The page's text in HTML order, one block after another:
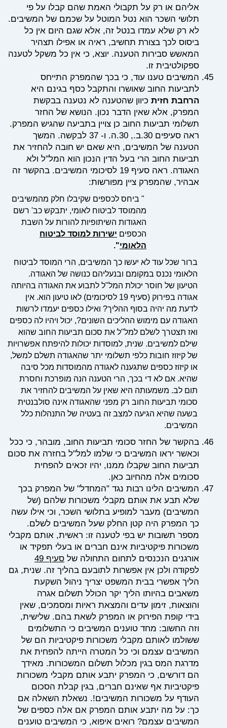
אליהם או רק על תקבולי האמת שהם קבלו על פי
תלושי השכר הוא נטל המוטל על שכמם של המשיבים.
לא רק שלא עמדו בנטל זה, אלא שגם היום אין כל
ביסוס לכך בצורת תחשיב, ראיה או אפילו תצהיר
המאשש סבירות הטענה. יוצא, כי אין כל משקל לטענה
ספקולטיבית זו.
המשיבים טענו עוד, כי בכך שהמפרק התייחס
לתביעות החוב שאושרו והתקבל כסף בגינם היא
הרחבת חזית כיוון שהטענה לא נטענה בבקשת
המפרק, אלא שאין הדבר נכון. הנושא של החזר
תשלומי תביעות החוב כן צויין בתביעה שהגיש המפרק.
ראה סעיפים 30.ב., 30.ה. ו- 37 לבקשה. המשך
הטענה של המשיבים, היא שאם יש חובה להחזיר את
תביעות החוב הרי בעל הדין הנכון הוא המל"ל ולא
האגודה. ראה סעיף 19 לסיכומי המשיבים. בהקשר זה
אבהיר, שהמפרק ציין מפורשות:
" ביחס לכספים שקיבלו חלק מהמשיבים
מהמוסד לביטוח לאומי, יתבקש כב' רשם
האגודות השיתופיות להורות על השבת
הכספים ישירות למוסד לביטוח
הלאומי".
ברור שכל עוד לא יעשו כך המשיבים, הרי המוסד לביטוח
הלאומי נכנס במקומם ובנעליהם כנושה של האגודה.
הטיעון של חוסר יכולת המל"ל לתבוע את האגודה בהיותה
אגודה בפירוק (סעיף 19 לסיכומים) לאו טיעון הוא. אין
לדעת מה יהיה בסוף ההליך? ואילו כספים יעמדו לרשות
האגודה עם מימוש ההליכים השונים?, יכול ויהיו לה כספים
ואז תצטרך לשלם למל"ל את סכום תביעות החוב שהוא
שילם למשיבים. שנית, למוסדות יכולות להיפתח אפשרויות
של קיזוז חובות כלפי תשלומי יתר שהאגודה תשלם למשל,
או קיזוז כספים שתגענה לאגודה מהמוסדות מכל סיבה
שהיא. אם לא די בכך, הרי הטענה הנה מופרכת וחסרת
תום לב. משמעותה היא שאין על המשיבים להחזיר את
סכומי תביעות החוב רק מפני שהאגודה אינה סולבנטית
בשעה שהיא הגיעה למצב זה בעטיה של התנהלות כלל
המשיבים.
בהקשר של החזר סכומי תביעות החוב, מובהר, כי ככל
וכאשר יראו המשיבים כי שלמו למל"ל בחזרה את סכום
תביעות החוב שקבלו ממנו, יהיו זכאים להפחית
סכומים אלה מהחיוב כאן.
המשיבים הלינו רבות נגד "המחדל" של המפרק בכך
שלא תבע את אותם מקבלי משכורות שלהם (של
המשיבים) מעבר למופיע בתלושי השכר, וכי אילו עשה
כך המפרק היה קטן החלק שעל המשיבים לשלם.
מספר תשובות יש בפי לטענה זו: ראשית, אותם מקבלי
משכורות פיקטיביות אינם חברים או בעלי תפקיד או
אורגנים הנכנסים לתחום התחולה של סעיף 49
לפקודה ולכן אין אפשרות לתובעם בהליך זה. שנית, גם
הליך אפשרי בבית המשפט יצריך ניהול השקעת
משאבים בהיותו הליך יקר הכולל תשלום אגרה
והוצאות, זימון עדים והמצאת ראיות ומסמכים, שאין
בידי קופת הפירוק או המפרק לשאת בהם. שלישית,
וזה החשוב: מחד טוענים המשיבים כי התשלומים
ששולמו לאותם מקבלי משכורות פיקטיביות הם של
המשיבים עצמם וכי כל המטרה הייתה להפחית את
מדרגת המס בגין מכלול תשלום המשכורות. מאידך
הם דורשים, כי המפרק יתבע אותם מקבלי משכורות
פיקטיביות אף שאינם חברים, בגין קבלת הסכום
העודף על משכורות המשיבים!. נשאלת השאלה אם
כך: על מה יתבע אותם המפרק אם אלה כספים של
המשיבים עצמם? רואים איפוא, כי המשיבים טוענים